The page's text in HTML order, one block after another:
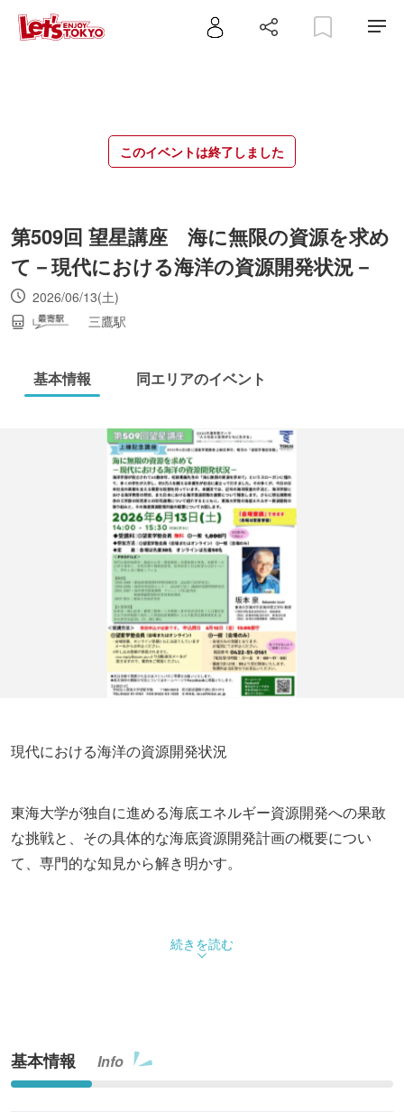
このイベントは終了しました
第509回 望星講座 海に無限の資源を求め
て－現代における海洋の資源開発状況－
2026/06/13(土)
三鷹駅
基本情報 同エリアのイベント
現代における海洋の資源開発状況
東海大学が独自に進める海底エネルギー資源開発への果敢
な挑戦と、その具体的な海底資源開発計画の概要につい
て、専門的な知見から解き明かす。
続きを読む
基本情報 Info